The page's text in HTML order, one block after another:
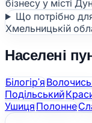
бізнесу у місті
Що потрібно
Хмельницькій
Населені
Білогір'я
Подільський
УшицяПолонне